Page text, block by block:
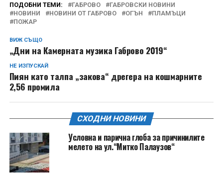
ПОДОБНИ ТЕМИ: ГАБРОВО
ГАБРОВСКИ НОВИНИ
НОВИНИ
НОВИНИ ОТ ГАБРОВО ОГЪН
ПЛАМЪЦИ
ПОЖАР
ВИЖ СЪЩО
„Дни на Камерната музика Габрово 2019“
НЕ ИЗПУСКАЙ
Пиян като талпа „закова“ дрегера на кошмарните
2,56 промила
СХОДНИ НОВИНИ
Условна и парична глоба за причинилите
мелето на ул.“Митко Палаузов“